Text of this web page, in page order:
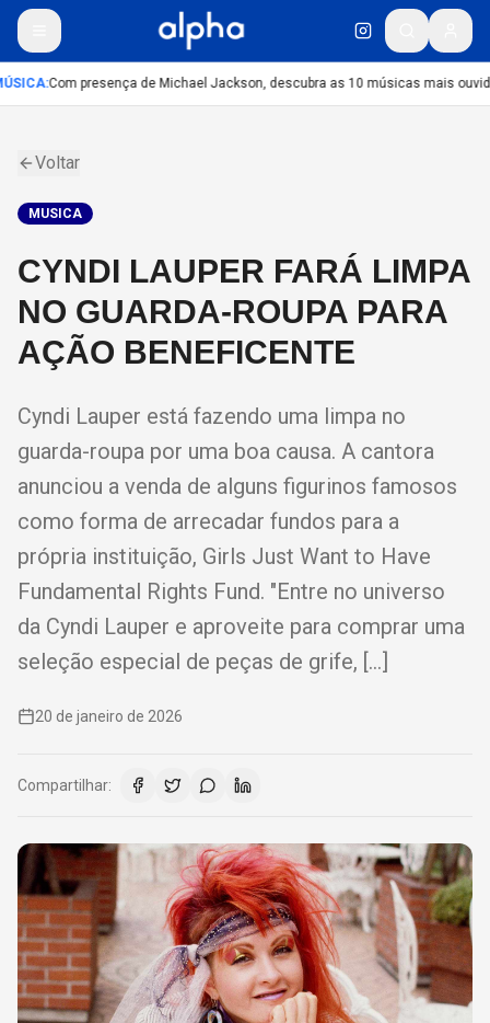
:Com presença de Michael Jackson, descubra as 10 músicas mais
Voltar
MUSICA
CYNDI LAUPER FARÁ LIMPA
NO GUARDA-ROUPA PARA
AÇÃO BENEFICENTE
Cyndi Lauper está fazendo uma limpa no
guarda-roupa por uma boa causa. A cantora
anunciou a venda de alguns figurinos famosos
como forma de arrecadar fundos para a
própria instituição, Girls Just Want to Have
Fundamental Rights Fund. "Entre no universo
da Cyndi Lauper e aproveite para comprar uma
seleção especial de peças de grife, […]
20 de janeiro de 2026
Compartilhar: